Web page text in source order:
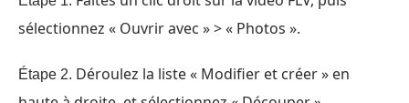
sélectionnez « Ouvrir avec » > « Photos ».
Étape 2. Déroulez la liste « Modifier et créer » en